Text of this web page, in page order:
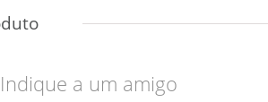
Indique a um amigo